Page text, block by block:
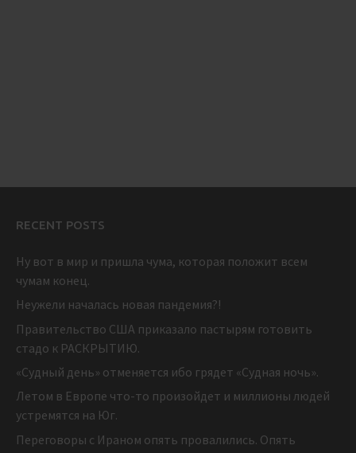
RECENT POSTS
Ну вот в мир и пришла чума, которая положит всем
чумам конец.
Неужели началась новая пандемия?!
Правительство США приказало пастырям готовить
стадо к РАСКРЫТИЮ.
«Судный день» отменяется ибо грядет «Судная ночь».
Летом в Европе что-то произойдет и миллионы людей
устремятся на Юг.
Переговоры с Ираном опять провалились. Опять